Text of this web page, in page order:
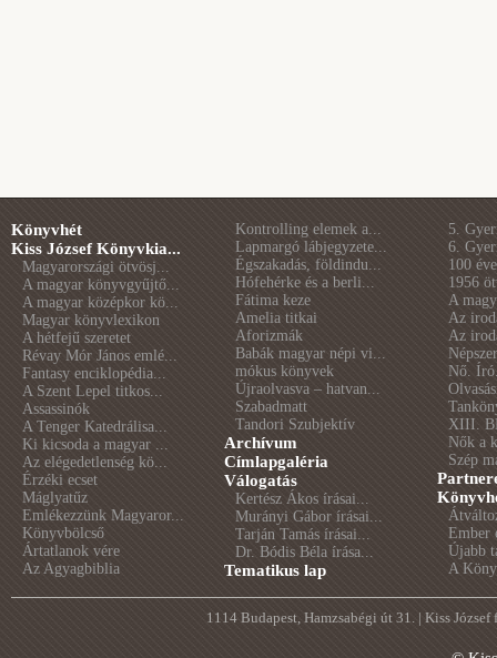
Könyvhét
Kiss József Könyvkia...
Magyarországi ötvösj...
A magyar könyvgyűjtő...
A magyar középkor kö...
Magyar könyvlexikon
A hétfejű szeretet
Révay Mór János emlé...
Fantasy enciklopédia...
A Szent Lepel titkos...
Assassinók
A Tenger Katedrálisa...
Ki kicsoda a magyar ...
Az elégedetlenség kö...
Érzéki ecset
Máglyatűz
Emlékezzünk Magyaror...
Könyvbölcső
Ártatlanok vére
Az Agyagbiblia
Kontrolling elemek a...
Lapmargó lábjegyzete...
Égszakadás, földindu...
Hófehérke és a berli...
Fátima keze
Amelia titkai
Aforizmák
Babák magyar népi vi...
mókus könyvek
Újraolvasva – hatvan...
Szabadmatt
Tandori Szubjektív
Archívum
Címlapgaléria
Válogatás
Kertész Ákos írásai...
Murányi Gábor írásai...
Tarján Tamás írásai...
Dr. Bódis Béla írása...
Tematikus lap
5.
6.
100
1956
A
Az
Az
Nő.
XIII.
Nők a
Szép
Ember
Újabb
A
1114 Budapest, Hamzsabégi út 31. | Kiss